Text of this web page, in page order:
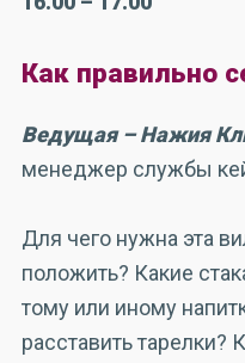
Как правильно
Ведущая – Нажия
менеджер службы
Для чего нужна эта
положить? Какие
тому или иному
расставить